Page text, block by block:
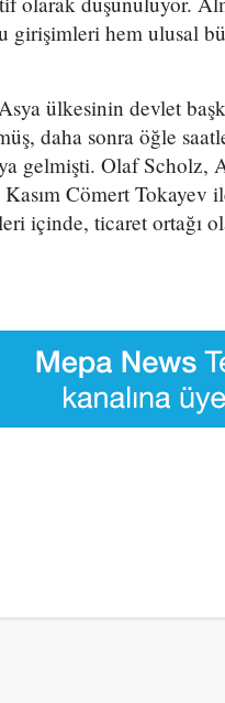
girişimleri hem ulusal
ülkesinin devlet
daha sonra öğle
gelmişti. Olaf Scholz,
Cömert Tokayev
içinde, ticaret ortağı